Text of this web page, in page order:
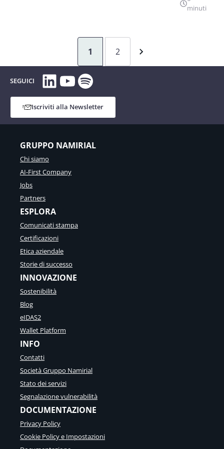
minuti
1 2
SEGUICI LinkedIn
YouTube
Spotify
Iscriviti alla Newsletter
GRUPPO NAMIRIAL
Chi siamo
AI-First Company
Jobs
Partners
ESPLORA
Comunicati stampa
Certificazioni
Etica aziendale
Storie di successo
INNOVAZIONE
Sostenibilità
Blog
eIDAS2
Wallet Platform
INFO
Contatti
Società Gruppo Namirial
Stato dei servizi
Segnalazione vulnerabilità
DOCUMENTAZIONE
Privacy Policy
Cookie Policy e Impostazioni